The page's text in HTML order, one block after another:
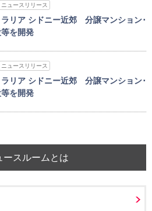
ニュースリリース
リア シドニー近郊 分譲マンション･
を開発
ニュースリリース
リア シドニー近郊 分譲マンション･
を開発
ースルームとは